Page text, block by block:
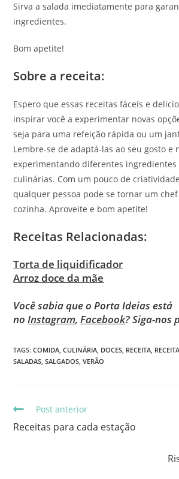
Sirva a salada imediatamente para
ingredientes.
Bom apetite!
Sobre a receita:
Espero que essas receitas fáceis e
inspirar você a experimentar novas
seja para uma refeição rápida ou um
Lembre-se de adaptá-las ao seu gosto e
experimentando diferentes ingredientes
culinárias. Com um pouco de
qualquer pessoa pode se tornar um
cozinha. Aproveite e bom apetite!
Receitas Relacionadas:
Torta de liquidificador
Arroz doce da mãe
Você sabia que o Porta Ideias está
noInstagram,Facebook? Siga-nos
TAGS:COMIDA, CULINÁRIA, DOCES, RECEITA,
SALADAS, SALGADOS, VERÃO
Post anterior
Receitas para cada estação